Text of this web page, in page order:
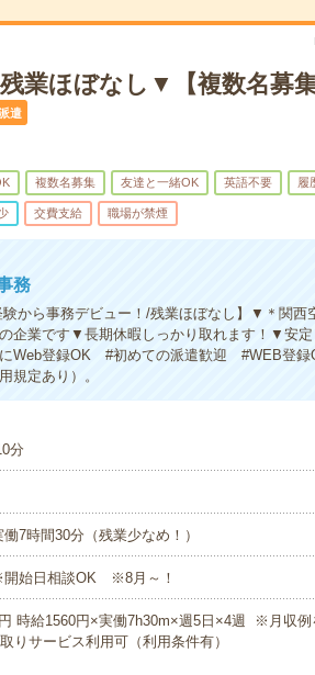
業ほぼなし▼【複数名募集
遣
複数名募集 友達と一緒OK 英語不要 履
交費支給 職場が禁煙
務
験から事務デビュー！/残業ほぼなし】▼＊関西
企業です▼長期休暇しっかり取れます！▼安定
にWeb登録OK #初めての派遣歓迎 #WEB登
規定あり）。
分
7時間30分（残業少なめ！）
始日相談OK ※8月～！
時給1560円×実働7h30m×週5日×4週 ※月収例
りサービス利用可（利用条件有）